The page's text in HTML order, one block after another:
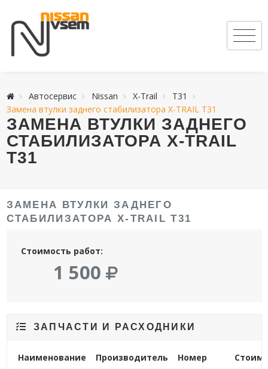
Автосервис Nissan X-Trail
T31
Замена втулки заднего стабилизатора X-TRAIL T31
ЗАМЕНА ВТУЛКИ ЗАДНЕГО
СТАБИЛИЗАТОРА X-TRAIL
T31
ЗАМЕНА ВТУЛКИ ЗАДНЕГО
СТАБИЛИЗАТОРА X-TRAIL T31
Стоимость работ:
1 500
ЗАПЧАСТИ И РАСХОДНИКИ
Наименование Производитель Номер